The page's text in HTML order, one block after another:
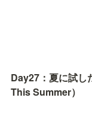
Day27：夏に試し
This Summer）